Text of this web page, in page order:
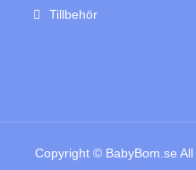
Tillbehör
Copyright © BabyBom.se